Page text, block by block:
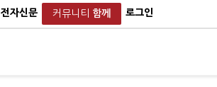
전자신문 커뮤니티 함께 로그인